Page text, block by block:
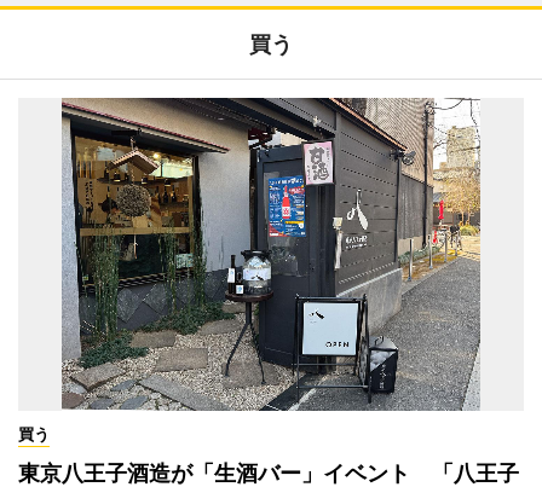
買う
買う
東京八王子酒造が「生酒バー」イベント 「八王子